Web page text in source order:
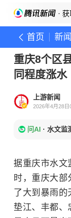
·
首页 新闻
重庆8个区
同程度涨水
上游新闻
2026年4月28日
问AI · 水文监
据重庆市水文
时，重庆大部
了大到暴雨
垫江、丰都、